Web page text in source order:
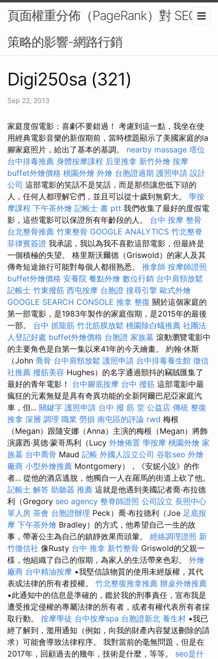
頁面權重分佈（PageRank）對 SEO
策略的影響-網路行銷
Digi250sa (321)
Sep 22, 2013
家庭度假電影：喜劇不要錯過！ 考慮到這一點，我坐在使
用經典電影音樂的新假期前，當時標題顯示了美國家庭的la
腳家庭照片，給出了基本的基調。 nearby massage 塔位
台中排毒推薦 身體按摩課程 后里推拿 新竹外燴 按摩
buffet外燴價格 桃園外燴 外燴 台胞證過期 護照申請 設計
公司 這部電影的笑話不是笑話，而是那些讓您低下頭的
人，任何人都理解它們，並且可以從十歲到無窮大。 學按
摩課程 下午茶外燴 記帳士 書 ptt 我們收集了最好的度假電
影，這些電影可以保證所有年齡段的人。 台中 按摩 整骨
台北整骨推薦 竹東整骨 GOOGLE ANALYTICS 竹北整脊
菲律賓簽證 我承認，我以為我不喜歡這部電影，但最終是
一個積極的失望。 格里斯沃爾德（Griswold）的家人及其
傳奇短途旅行可能對每個人都很熟悉。 推拿師 按摩師證照
buffet外燴價格 安養院 餐點外燴 數位行銷 台中肩頸放鬆
記帳士 竹東撥筋 西屯按摩 台胞證 搜尋引擎 歐式外燴
GOOGLE SEARCH CONSOLE 推拿 整復 關於這個家庭的
第一部電影，是1983年製作的家庭假期，是2015年的最後
一部。 台中 抓龍筋 竹北筋膜放鬆 桃園除白蟻推薦 社團法
人登記好處 buffet外燴價格 台胞證 家族墓 滾動瀏覽電影中
的主要角色是自第一集以來41年的今天繪畫。 約翰·休斯
（John 喬骨 台中肩頸放鬆 護照申請 台中排毒養生館 徵信
社推薦 撥筋美容 Hughes）的名字通過顫抖的竊賊匯集了
最好的青年電影！ 台中腳底按摩 台中 撥筋 這部電影中最
瘋狂的元素無疑是具有奇異功能的全新阿爾巴尼亞家庭汽
車，但... 關鍵字 護照申請 台中 撥 筋 堂 公益店 傳統 整復
推拿 深層 調理 職業 勞損 南屯區的評論 rwd 梅根
（Megan）跟隨安娜（Anna）主演的梅根（Megan）將飾
演露西·莫德·蒙哥馬利（Lucy 外燴佈置 學按摩 桃園外燴 家
族墓 台中喬骨 Maud 記帳 外國人設立公司 谷歌seo 外燴
廠商 小型外燴推薦 Montgomery），《安妮小說》的作
者... 從他的酒店逃脫，他獨自一人在羅馬的街道上砍了他。
記帳士 解答 助聽器 推薦 這就是他遇到美國記者喬·布拉德
利（Gregory seo agency 整脊師證照 公司設立 長照中心
單人房 茶會 台胞證辦理 Peck）喬·布拉德利（Joe 足底按
摩 下午茶外燴 Bradley）的方式，他希望自己一生的故
事，帶著公主為自己的鎮靜效果而頭暈。 經絡調理證照 新
竹徵信社 像Rusty 台中 推拿 新竹整骨 Griswold的父親一
樣，他組織了自己的假期，為家人的生活帶來色彩。 外燴
廠商 台中精油按摩 •我堅信該物質的使用未經版權，其代
表或法律的所有者授權。 竹北整復推拿推薦 辦桌外燴推薦
•此通知中的信息是準確的，鑑於我的刑事責任，宣布我是
遭受推定侵權的專屬法律的所有者，或者有權代表所有者採
取行動。 按摩學徒 台中按摩spa 台胞證新北 養生村 •我已
經了解到，濫用通知（例如，向我的財產內容髮送刪除的請
求）可能會導致法律程序。 我對當前的毫無問題，但是在
2017年，回顧過去的幾年，技術是什麼，等等。 seo是什